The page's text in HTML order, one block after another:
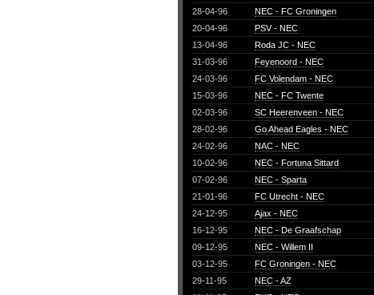
28-04-96
NEC - FC Groningen
20-04-96
PSV - NEC
13-04-96
Roda JC - NEC
31-03-96
Feyenoord - NEC
24-03-96
FC Volendam - NEC
15-03-96
NEC - FC Twente
02-03-96
SC Heerenveen - NEC
28-02-96
Go Ahead Eagles - NEC
24-02-96
NAC - NEC
10-02-96
NEC - Fortuna Sittard
07-02-96
NEC - Sparta
21-01-96
FC Utrecht - NEC
24-12-95
Ajax - NEC
16-12-95
NEC - De Graafschap
09-12-95
NEC - Willem II
03-12-95
FC Groningen - NEC
29-11-95
NEC - AZ